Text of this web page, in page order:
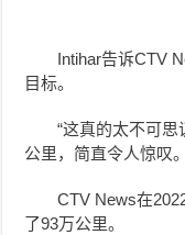
Intihar告诉CTV
目标。
“这真的太不可
公里，简直令人惊叹
CTV News在
了93万公里。